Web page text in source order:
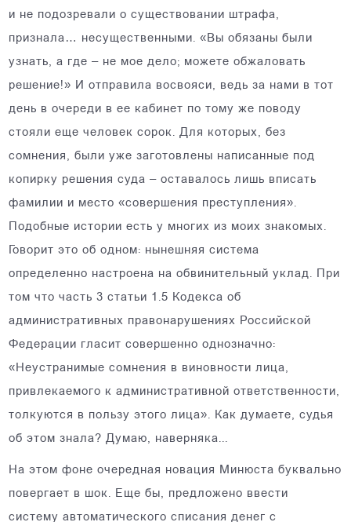
и не подозревали о существовании штрафа,
признала… несущественными. «Вы обязаны были
узнать, а где – не мое дело; можете обжаловать
решение!» И отправила восвояси, ведь за нами в тот
день в очереди в ее кабинет по тому же поводу
стояли еще человек сорок. Для которых, без
сомнения, были уже заготовлены написанные под
копирку решения суда – оставалось лишь вписать
фамилии и место «совершения преступления».
Подобные истории есть у многих из моих знакомых.
Говорит это об одном: нынешняя система
определенно настроена на обвинительный уклад. При
том что часть 3 статьи 1.5 Кодекса об
административных правонарушениях Российской
Федерации гласит совершенно однозначно:
«Неустранимые сомнения в виновности лица,
привлекаемого к административной ответственности,
толкуются в пользу этого лица». Как думаете, судья
об этом знала? Думаю, наверняка...
На этом фоне очередная новация Минюста буквально
повергает в шок. Еще бы, предложено ввести
систему автоматического списания денег с